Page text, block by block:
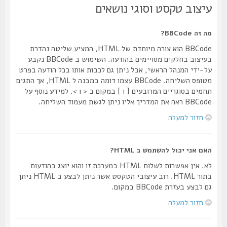
עיצוב טקסט וסוגי נושאים
מה זה BBCode?
BBCode הוא צורה מיוחדת של HTML, המציע שליטה נהדרת
בעיצוב בחלקים מסויימים בהודעה. השימוש ב BBCode נקבע
על-ידי המנהל הראשי, אבל ניתן גם לכבות אותו בכל הודעה בפרט
מטופס השליחה. BBCode עצמו דומה במבנה ל HTML, אך התגים
תחמים בסוגריים המרובעים [ ו ] במקום ב < ו >. למידע נוסף על
BBCode ראה את המדריך אליו ניתן לגשת מעמוד השליחה.
חזור למעלה
האם אני יכול להשתמש ב HTML?
לא. אין אפשרות לשלוח HTML במערכת זו והוא יוצג בהודעות
בתור HTML. רוב עיצובי הטקסט אשר ניתן לבצע ב HTML ניתן
גם לבצע בעזרת BBCode במקום.
חזור למעלה